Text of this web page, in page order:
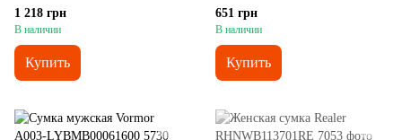
1 218 грн
В наличии
Купить
651 грн
В наличии
Купить